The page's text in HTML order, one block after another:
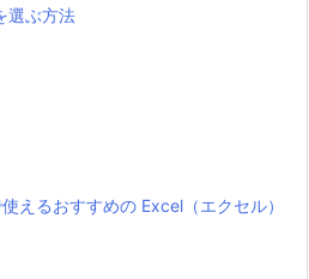
選ぶ方法
えるおすすめの Excel（エクセル）